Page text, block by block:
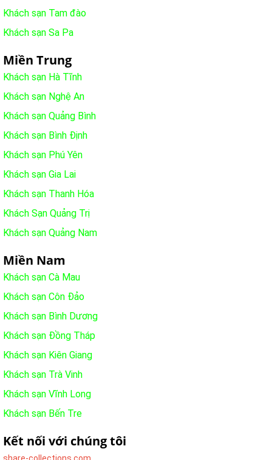
Khách sạn Tam đào
Khách sạn Sa Pa
Miền Trung
Khách sạn Hà Tĩnh
Khách sạn Nghệ An
Khách sạn Quảng Bình
Khách sạn Bình Định
Khách sạn Phú Yên
Khách sạn Gia Lai
Khách sạn Thanh Hóa
Khách Sạn Quảng Trị
Khách sạn Quảng Nam
Miền Nam
Khách sạn Cà Mau
Khách sạn Côn Đảo
Khách sạn Bình Dương
Khách sạn Đồng Tháp
Khách sạn Kiên Giang
Khách sạn Trà Vinh
Khách sạn Vĩnh Long
Khách sạn Bến Tre
Kết nối với chúng tôi